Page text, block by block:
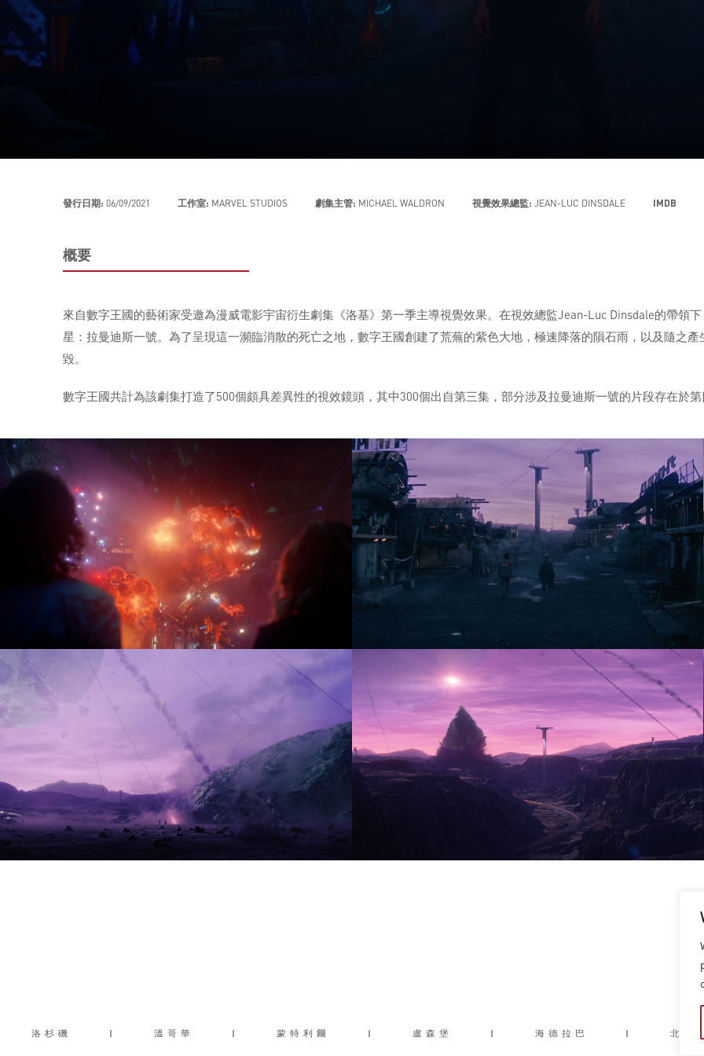
發行日期: 06/09/2021 工作室: MARVEL STUDIOS 劇集主管: MICHAEL WALDRON 視覺效果總監: JEAN-LUC DINSDALE IMDB
概要
來自數字王國的藝術家受邀為漫威電影宇宙衍生劇集《洛基》第一季主導視覺效果。在視效總監Jean-Luc Dinsdale的帶領
星：拉曼迪斯一號。為了呈現這一瀕臨消散的死亡之地，數字王國創建了荒蕪的紫色大地，極速降落的隕石雨，以及隨之
毀。
數字王國共計為該劇集打造了500個頗具差異性的視效鏡頭，其中300個出自第三集，部分涉及拉曼迪斯一號的片段存在於
洛杉磯 | 溫哥華 | 蒙特利爾 | 盧森堡 | 海德拉巴 | 北京